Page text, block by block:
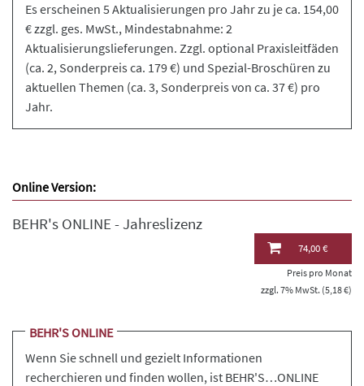
Es erscheinen 5 Aktualisierungen pro Jahr zu je ca. 154,00
€ zzgl. ges. MwSt., Mindestabnahme: 2
Aktualisierungslieferungen. Zzgl. optional Praxisleitfäden
(ca. 2, Sonderpreis ca. 179 €) und Spezial-Broschüren zu
aktuellen Themen (ca. 3, Sonderpreis von ca. 37 €) pro
Jahr.
Online Version:
BEHR's ONLINE - Jahreslizenz
74,00 €
Preis pro Monat
zzgl. 7% MwSt. (5,18 €)
BEHR'S ONLINE
Wenn Sie schnell und gezielt Informationen
recherchieren und finden wollen, ist BEHR'S…ONLINE